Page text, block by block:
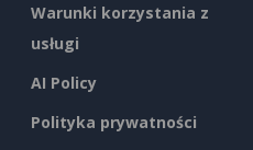
Warunki korzystania z
usługi
AI Policy
Polityka prywatności